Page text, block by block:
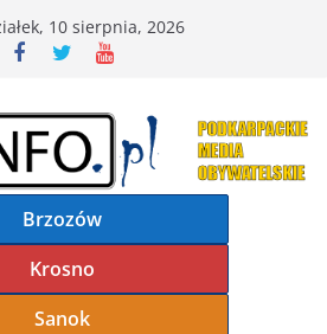
10 sierpnia, 2026
Brzozów
Krosno
Sanok